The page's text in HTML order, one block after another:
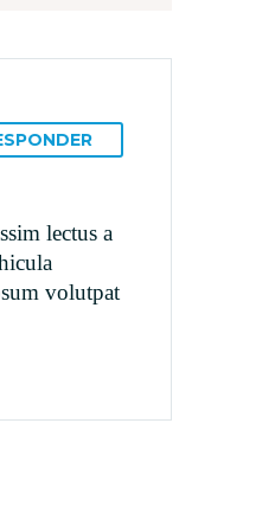
lectus a
volutpat